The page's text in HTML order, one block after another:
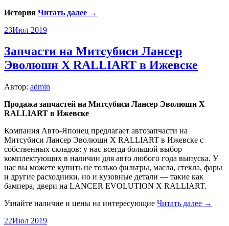
История Читать далее →
23Июл 2019
Запчасти на Митсубиси Лансер
Эволюшн X RALLIART в Ижевске
Автор: admin
Продажа запчастей на Митсубиси Лансер Эволюшн X
RALLIART в Ижевске
Компания Авто-Японец предлагает автозапчасти на
Митсубиси Лансер Эволюшн X RALLIART в Ижевске с
собственных складов: у нас всегда большой выбор
комплектующих в наличии для авто любого года выпуска. У
нас вы можете купить не только фильтры, масла, стекла, фары
и другие расходники, но и кузовные детали — такие как
бампера, двери на LANCER EVOLUTION X RALLIART.
Узнайте наличие и цены на интересующие Читать далее →
22Июл 2019